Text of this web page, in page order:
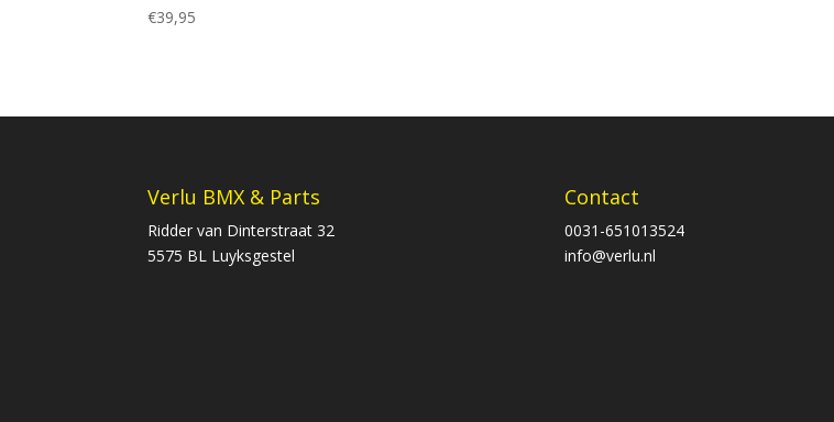
€39,95
Verlu BMX & Parts
Ridder van Dinterstraat 32
5575 BL Luyksgestel
Contact
0031-651013524
info@verlu.nl